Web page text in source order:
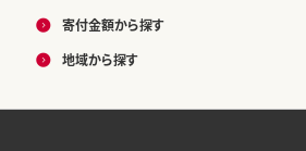
寄付金額から探す
地域から探す